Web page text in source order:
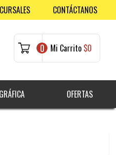
CONTÁCTANOS
0 Mi Carrito $0
OFERTAS